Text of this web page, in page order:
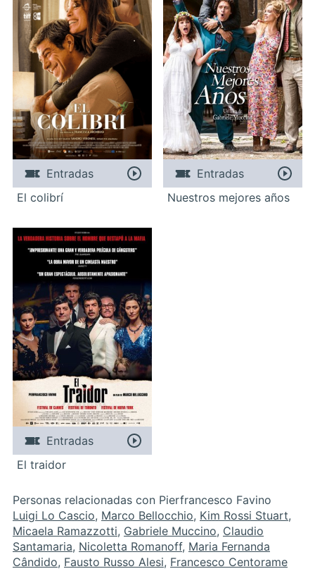
Entradas
El colibrí
Entradas
Nuestros mejores años
Entradas
El traidor
Personas relacionadas con Pierfrancesco Favino
Luigi Lo Cascio, Marco Bellocchio, Kim Rossi Stuart,
Micaela Ramazzotti, Gabriele Muccino, Claudio
Santamaria, Nicoletta Romanoff, Maria Fernanda
Cândido, Fausto Russo Alesi, Francesco Centorame